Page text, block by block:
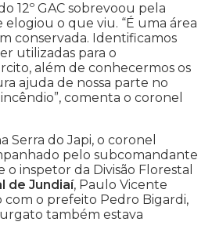
12º GAC sobrevoou pela
elogiou o que viu. “É uma área
conservada. Identificamos
utilizadas para o
além de conhecermos os
ajuda de nossa parte no
comenta o coronel
Serra do Japi, o coronel
pelo subcomandante
o inspetor da Divisão Florestal
de Jundiaí, Paulo Vicente
com o prefeito Pedro Bigardi,
também estava